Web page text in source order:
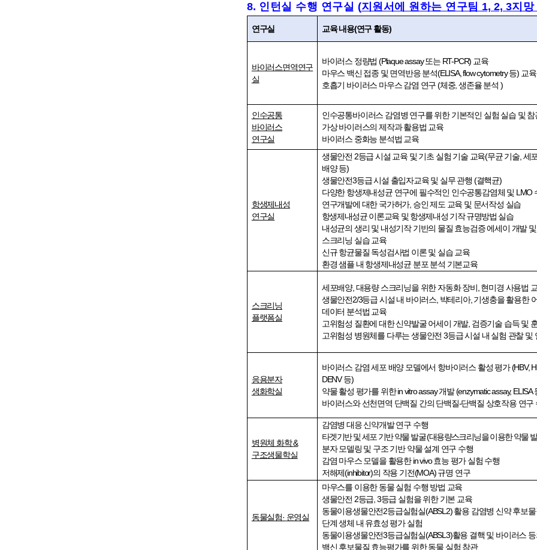
8. 인턴실 수행 연구실 (지원서에 원하는 연구팀 1, 2, 3지망
연구실 교육 내용(연구 활동)
바이러스면역연구
실
바이러스 정량법 (Plaque assay 또는 RT-PCR) 교육
마우스 백신 접종 및 면역반응 분석(ELISA, flow cytometry등) 교육
호흡기 바이러스 마우스 감염 연구(체중, 생존율 분석 )
인수공통
바이러스
연구실
인수공통바이러스 감염병 연구를 위한 기본적인 실험 실습 및 참
가상 바이러스의 제작과 활용법 교육
바이러스 중화능 분석법 교육
항생제내성
연구실
생물안전 2등급 시설 교육 및 기초 실험 기술 교육(무균 기술 세
배양 등)
생물안전3등급 시설 출입자교육 및 실무 관행 (결핵균)
다양한 항생제내성균 연구에 필수적인 인수공통감염체 및 LMO
연구개발에 대한 국가허가, 승인 제도 교육 및 문서작성 실습
항생제내성균 이론교육 및 항생제내성 기작 규명방법 실습
내성균의 생리 및 내성기작 기반의 물질 효능검증 에세이 개발
스크리닝 실습 교육
신규 항균물질 독성검사법 이론 및 실습 교육
환경 샘플 내 항생제내성균 분포 분석 기본교육
스크리닝
플랫폼실
세포배양, 대용량 스크리닝을 위한 자동화 장비 현미경 사용법
생물안전2/3등급 시설 내 바이러스 박테리아, 기생충을 활용한
데이터 분석법 교육
고위험성 질환에 대한 신약발굴 어세이 개발, 검증기술 습득 및
고위험성 병원체를 다루는 생물안전 3등급 시설 내 실험 관찰 및
응용분자
생화학실
바이러스 감염 세포 배양 모델에서 항바이러스 활성 평가 (HBV,
DENV 등)
약물 활성 평가를 위한in vitro assay개발(enzymatic assay, ELISA
바이러스와 선천면역 단백질 간의 단백질-단백질 상호작용 연구
병원체 화학&
구조생물학실
감염병 대응 신약개발 연구 수행
타겟기반 및 세포 기반 약물 발굴(대용량스크리닝을 이용한 약물
분자 모델링 및 구조 기반 약물 설계 연구 수행
감염 마우스 모델을 활용한in vivo효능 평가 실험 수행
저해제(inhibitor)의 작용 기전(MOA) 규명 연구
동물실험· 운영실
마우스를 이용한 동물 실험 수행 방법 교육
생물안전 2등급 , 3등급 실험을 위한 기본 교육
동물이용생물안전2등급실험실(ABSL2)활용 감염병 신약 후보
단계 생체 내 유효성 평가 실험
동물이용생물안전3등급실험실(ABSL3)활용 결핵 및 바이러스
백신 후보물질 효능평가를 위한 동물 실험 참관